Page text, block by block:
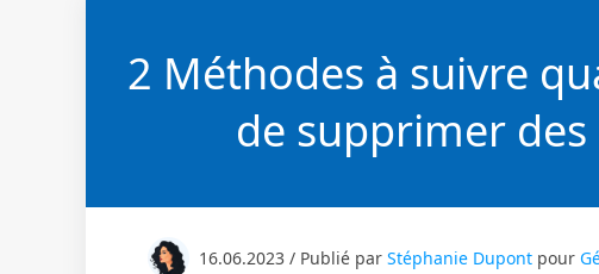
2 Méthodes à suivre
de supprimer
16.06.2023 / Publié par Stéphanie Dupont pour